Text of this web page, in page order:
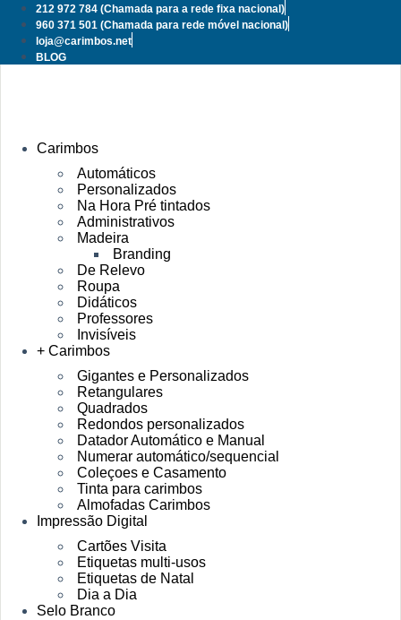
Pular
para
conteúdo
212 972 784 (Chamada para a rede fixa nacional)
960 371 501 (Chamada para rede móvel nacional)
loja@carimbos.net
BLOG
Carimbos
Automáticos
Personalizados
Na Hora Pré tintados
Administrativos
Madeira
Branding
De Relevo
Roupa
Didáticos
Professores
Invisíveis
+ Carimbos
Gigantes e Personalizados
Retangulares
Quadrados
Redondos personalizados
Datador Automático e Manual
Numerar automático/sequencial
Coleçoes e Casamento
Tinta para carimbos
Almofadas Carimbos
Impressão Digital
Cartões Visita
Etiquetas multi-usos
Etiquetas de Natal
Dia a Dia
Selo Branco